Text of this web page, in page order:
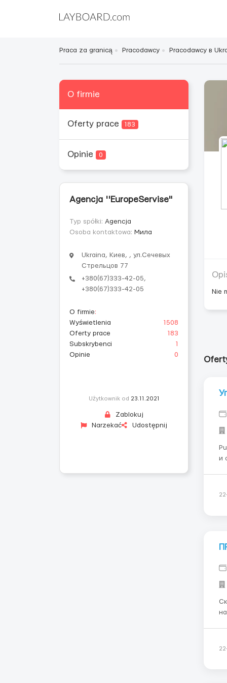
Praca za granicą Pracodawcy Pracodawcy в
O firmie
Oferty prace 183
Opinie 0
Agencja ''EuropeServise"
Typ spółki: Agencja
Osoba kontaktowa: Мила
Ukraina, Киев, , ул.Сечевых
Стрельцов 77
+380(67)333-42-05,
+380(67)333-42-05
O firmie:
Wyświetlenia
1508
Oferty prace
183
Subskrybenci
1
Opinie
0
Użytkownik od 23.11.2021
Zablokuj
Narzekać
Udostępnij
Nie
и
на